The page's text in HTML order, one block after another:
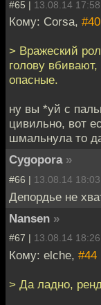
#65 | 13.08.14 17:58
Кому: Corsa, #40
> Вражеский
голову
опасные.
ну вы *уй с
цивильно, вот
шмальнула то
Cygopora »
#66 | 13.08.14 18:03
Депордье не
Nansen »
#67 | 13.08.14 18:26
Кому: elche, #44
> Да ладно,